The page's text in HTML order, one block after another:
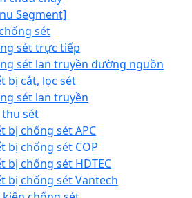
Segment]
sét
sét trực tiếp
sét lan truyền đường nguồn
bị cắt, lọc sét
sét lan truyền
thu sét
bị chống sét APC
bị chống sét COP
bị chống sét HDTEC
bị chống sét Vantech